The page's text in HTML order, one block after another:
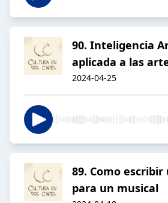
90. Inteligencia
aplicada a las
2024-04-25
89. Como
para un musical